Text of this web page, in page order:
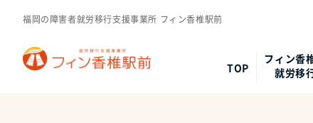
福岡の障害者就労移行支援事業所 フィン香椎駅前
TOP
フィン香
就労移